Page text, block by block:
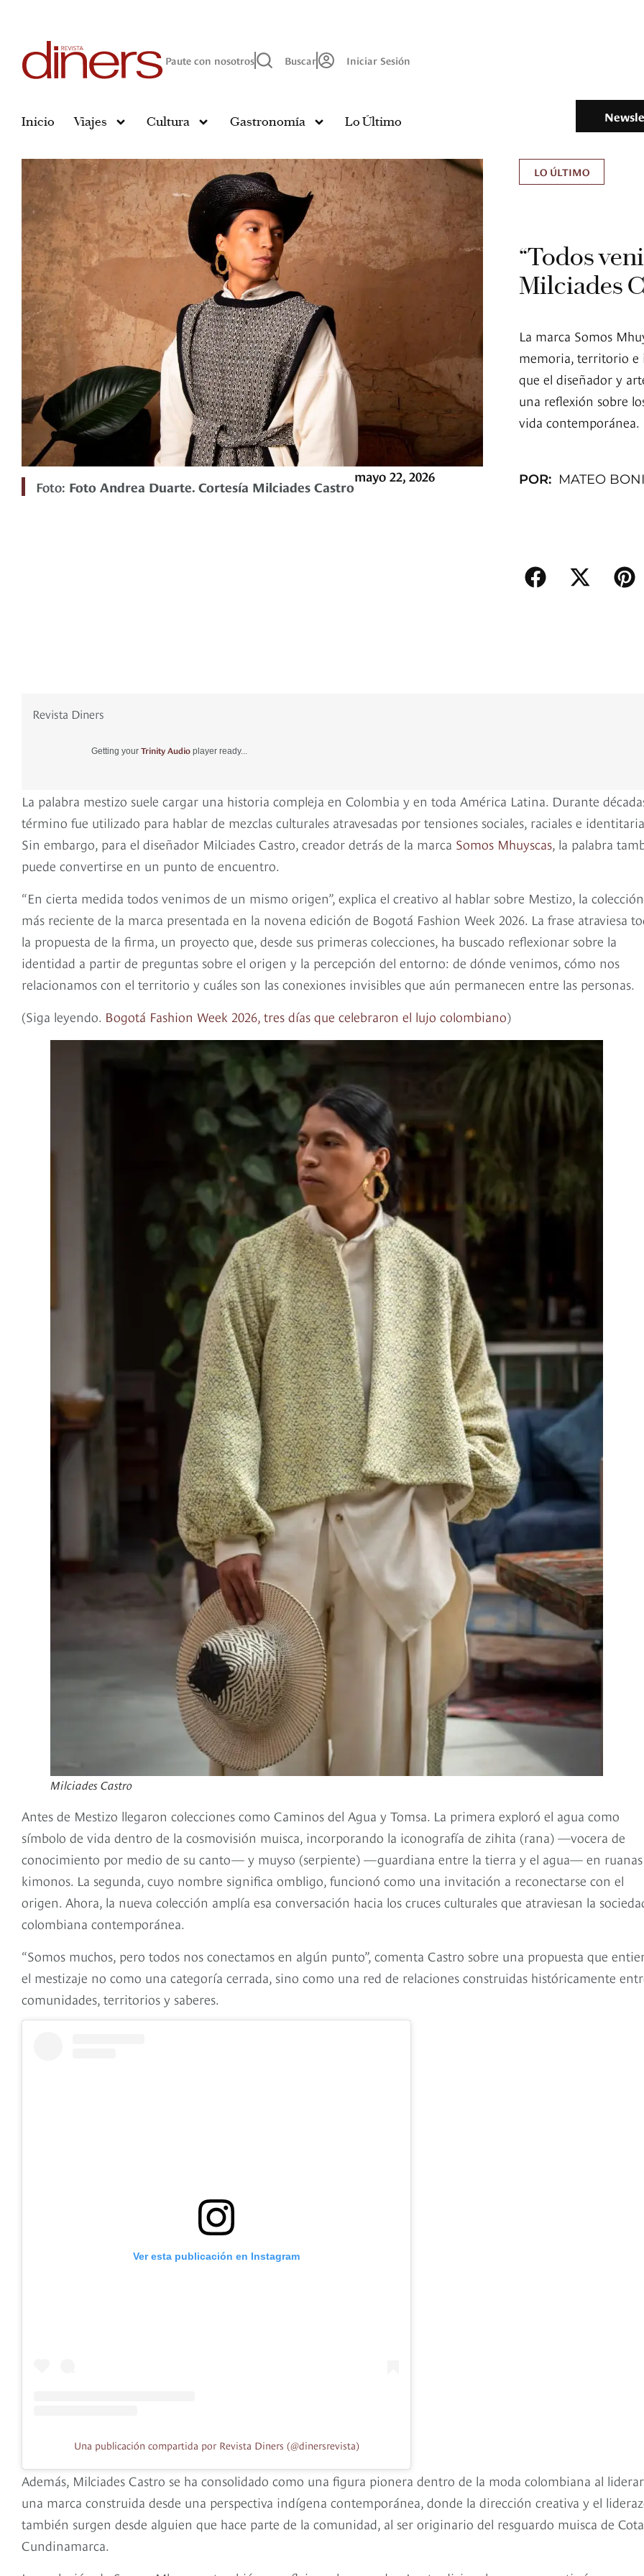
Paute con nosotros Buscar Iniciar Sesión
Inicio Viajes Cultura Gastronomía Lo Último
Foto: Foto Andrea Duarte. Cortesía Milciades Castro
mayo 22, 2026
LO ÚLTIMO
“Todos
Milciades
La marca Somos
memoria, territorio e
que el diseñador y
una reflexión sobre
vida contemporánea.
POR: MATEO
Revista Diners
Getting your Trinity Audio player ready...
La palabra mestizo suele cargar una historia compleja en Colombia y en toda América Latina. Durante
término fue utilizado para hablar de mezclas culturales atravesadas por tensiones sociales, raciales e
Sin embargo, para el diseñador Milciades Castro, creador detrás de la marca Somos Mhuyscas, la palabra
puede convertirse en un punto de encuentro.
“En cierta medida todos venimos de un mismo origen”, explica el creativo al hablar sobre Mestizo, la colección
más reciente de la marca presentada en la novena edición de Bogotá Fashion Week 2026. La frase atraviesa
la propuesta de la firma, un proyecto que, desde sus primeras colecciones, ha buscado reflexionar sobre la
identidad a partir de preguntas sobre el origen y la percepción del entorno: de dónde venimos, cómo nos
relacionamos con el territorio y cuáles son las conexiones invisibles que aún permanecen entre las personas.
(Siga leyendo. Bogotá Fashion Week 2026, tres días que celebraron el lujo colombiano)
Milciades Castro
Antes de Mestizo llegaron colecciones como Caminos del Agua y Tomsa. La primera exploró el agua como
símbolo de vida dentro de la cosmovisión muisca, incorporando la iconografía de zihita (rana) —vocera de
conocimiento por medio de su canto— y muyso (serpiente) —guardiana entre la tierra y el agua— en
kimonos. La segunda, cuyo nombre significa ombligo, funcionó como una invitación a reconectarse con el
origen. Ahora, la nueva colección amplía esa conversación hacia los cruces culturales que atraviesan la
colombiana contemporánea.
“Somos muchos, pero todos nos conectamos en algún punto”, comenta Castro sobre una propuesta que
el mestizaje no como una categoría cerrada, sino como una red de relaciones construidas históricamente
comunidades, territorios y saberes.
Ver esta publicación en Instagram
Una publicación compartida por Revista Diners (@dinersrevista)
Además, Milciades Castro se ha consolidado como una figura pionera dentro de la moda colombiana al liderar
una marca construida desde una perspectiva indígena contemporánea, donde la dirección creativa y el
también surgen desde alguien que hace parte de la comunidad, al ser originario del resguardo muisca de
Cundinamarca.